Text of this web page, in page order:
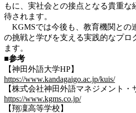
もに、実社会との接点となる貴重な
待されます。
KGMSでは今後も、教育機関との
の挑戦と学びを支える実践的なプロ
ます。
■参考
【神田外語大学HP】
https://www.kandagaigo.ac.jp/kuis/
【株式会社神田外語マネジメント・
https://www.kgms.co.jp/
【翔凜高等学校】